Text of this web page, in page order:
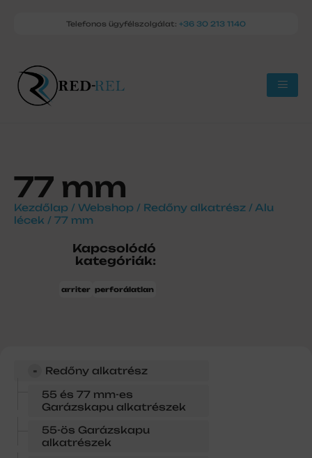
Telefonos ügyfélszolgálat: +36 30 213 1140
77 mm
Kezdőlap / Webshop / Redőny alkatrész / Alu
lécek / 77 mm
Kapcsolódó
kategóriák:
arriter perforálatlan
-
Redőny alkatrész
55 és 77 mm-es
Garázskapu alkatrészek
55-ös Garázskapu
alkatrészek